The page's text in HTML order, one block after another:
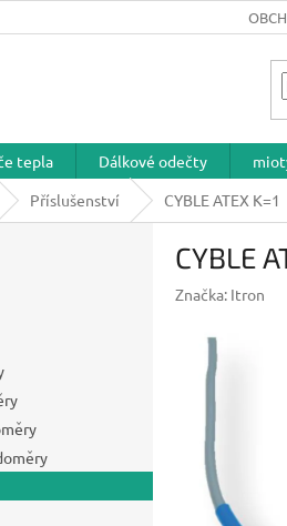
tepla Dálkové odečty
Příslušenství CYBLE ATEX K=1
CYBLE
Značka: Itron